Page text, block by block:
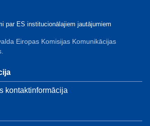
par ES institucionālajiem jautājumiem
Eiropas Komisijas Komunikācijas
kontaktinformācija